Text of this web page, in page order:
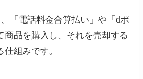
「電話料金合算払い」や「dポ
商品を購入し、それを売却する
組みです。